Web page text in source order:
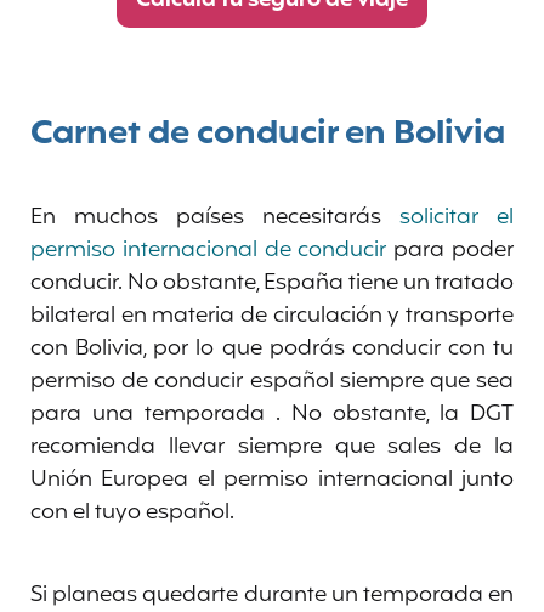
Carnet de conducir en Bolivia
En muchos países necesitarás solicitar el
permiso internacional de conducir para poder
conducir. No obstante, España tiene un tratado
bilateral en materia de circulación y transporte
con Bolivia, por lo que podrás conducir con tu
permiso de conducir español siempre que sea
para una temporada . No obstante, la DGT
recomienda llevar siempre que sales de la
Unión Europea el permiso internacional junto
con el tuyo español.
Si planeas quedarte durante un temporada en